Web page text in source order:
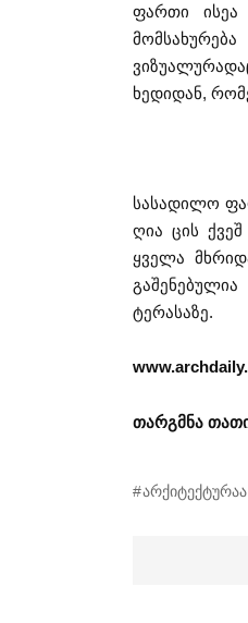
ფართი ისეა
ხედიდან,
სასადილო
ღია ცის
ყველა
ტერასაზე.
თარგმნა
არქიტექტურაა